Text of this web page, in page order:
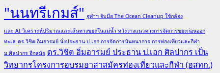
"นนทรีเกมส์" จุฬาฯ จับมือ The Ocean Cleanup ใช้กล้อง
และ AI วิเคราะห์ปริมาณและเส้นทางขยะในแม่น้ำ หวังวางแนวทางการจัดการขยะก่อนออก
ทะเล ดร.วิชิต อิ่มอารมย์ นั่งประธาน ป.เอก การจัดการนันทนาการ การท่องเที่ยวและกีฬา
ม.ศิลปากร อีกสมัย ดร.วิชิต อิ่มอารมย์ ประธาน ป.เอก ศิลปากร เป็น
วิทยากรโครงการอบรมอาสาสมัครท่องเที่ยวและกีฬา (อสทก.)